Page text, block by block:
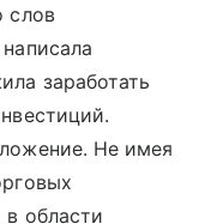
слов
заработать
Не имея
области